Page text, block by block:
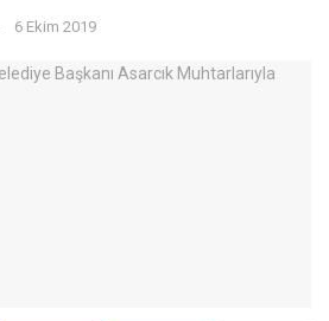
6 Ekim 2019